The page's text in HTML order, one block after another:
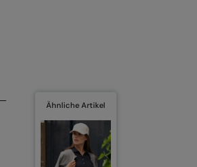
Ähnliche Artikel